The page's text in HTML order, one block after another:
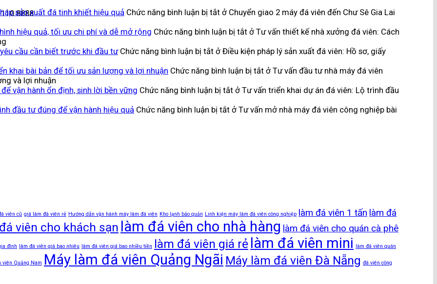
sản xuất đá tinh khiết hiệu quả Chức năng bình luận bị tắt ở Chuyển giao 2 máy đá viên đến Chư Sê Gia Lai
hiệu quả, tối ưu chi phí và dễ mở rộng Chức năng bình luận bị tắt ở Tư vấn thiết kế nhà xưởng đá viên: Cách
cầu cần biết trước khi đầu tư Chức năng bình luận bị tắt ở Điều kiện pháp lý sản xuất đá viên: Hồ sơ, giấy
khai bài bản để tối ưu sản lượng và lợi nhuận Chức năng bình luận bị tắt ở Tư vấn đầu tư nhà máy đá viên
và lợi nhuận
vận hành ổn định, sinh lời bền vững Chức năng bình luận bị tắt ở Tư vấn triển khai dự án đá viên: Lộ trình đầu
đầu tư đúng để vận hành hiệu quả Chức năng bình luận bị tắt ở Tư vấn mở nhà máy đá viên công nghiệp bài
viên cũ giá làm đá viên rẻ Hướng dẫn vận hành máy làm đá viên Kho lạnh bảo quản Linh kiện máy làm đá viên công nghiệp làm đá viên 1 tấn làm đá
viên cho khách sạn làm đá viên cho nhà hàng làm đá viên cho quán cà phê
đình làm đá viên giá bao nhiêu làm đá viên giá bao nhiều tiền làm đá viên giá rẻ làm đá viên mini làm đá viên quán
viên Quảng Nam Máy làm đá viên Quảng Ngãi Máy làm đá viên Đà Nẵng đá viên công